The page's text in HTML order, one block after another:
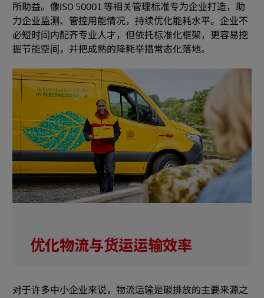
所助益。像ISO 50001 等相关管理标准专为企业打造，助
力企业监测、管控用能情况，持续优化能耗水平。企业不
必短时间内配齐专业人才，但依托标准化框架，更容易挖
掘节能空间，并把成熟的降耗举措常态化落地。
优化物流与货运运输效率
对于许多中小企业来说，物流运输是碳排放的主要来源之